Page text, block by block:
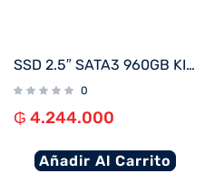
SSD 2.5″ SATA3 960GB KINGSTON SEDC600M/960G 560/530
0
₲ 4.244.000
Añadir Al Carrito